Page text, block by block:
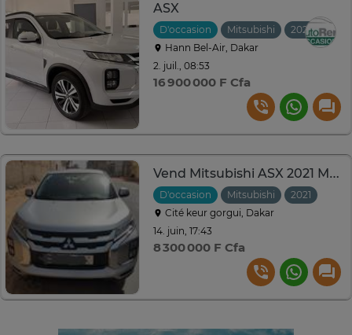
ASX
D'occasion Mitsubishi 2024
Hann Bel-Air, Dakar
2. juil., 08:53
16 900 000 F Cfa
Vend Mitsubishi ASX 2021 Manuelle
D'occasion Mitsubishi 2021
Cité keur gorgui, Dakar
14. juin, 17:43
8 300 000 F Cfa